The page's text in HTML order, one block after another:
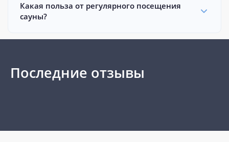
Какая польза от регулярного посещения
сауны?
Последние отзывы